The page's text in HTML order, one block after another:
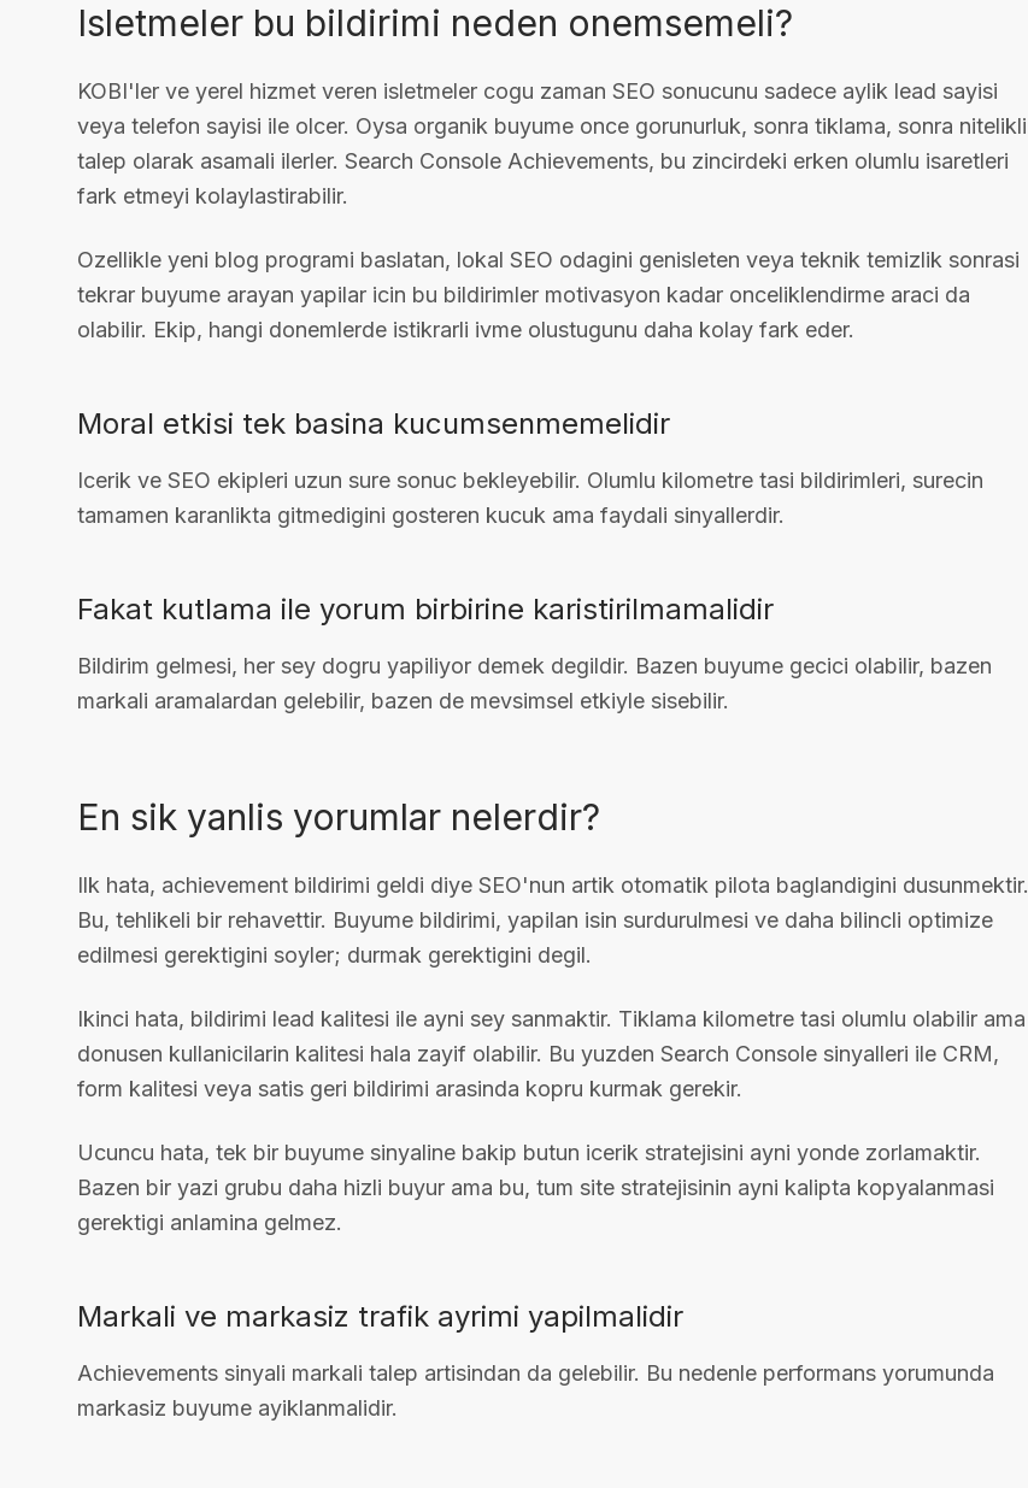
Isletmeler bu bildirimi neden onemsemeli?
KOBI'ler ve yerel hizmet veren isletmeler cogu zaman SEO sonucunu sadece aylik lead sayisi
veya telefon sayisi ile olcer. Oysa organik buyume once gorunurluk, sonra tiklama, sonra nitelikli
talep olarak asamali ilerler. Search Console Achievements, bu zincirdeki erken olumlu isaretleri
fark etmeyi kolaylastirabilir.
Ozellikle yeni blog programi baslatan, lokal SEO odagini genisleten veya teknik temizlik sonrasi
tekrar buyume arayan yapilar icin bu bildirimler motivasyon kadar onceliklendirme araci da
olabilir. Ekip, hangi donemlerde istikrarli ivme olustugunu daha kolay fark eder.
Moral etkisi tek basina kucumsenmemelidir
Icerik ve SEO ekipleri uzun sure sonuc bekleyebilir. Olumlu kilometre tasi bildirimleri, surecin
tamamen karanlikta gitmedigini gosteren kucuk ama faydali sinyallerdir.
Fakat kutlama ile yorum birbirine karistirilmamalidir
Bildirim gelmesi, her sey dogru yapiliyor demek degildir. Bazen buyume gecici olabilir, bazen
markali aramalardan gelebilir, bazen de mevsimsel etkiyle sisebilir.
En sik yanlis yorumlar nelerdir?
Ilk hata, achievement bildirimi geldi diye SEO'nun artik otomatik pilota baglandigini dusunmektir.
Bu, tehlikeli bir rehavettir. Buyume bildirimi, yapilan isin surdurulmesi ve daha bilincli optimize
edilmesi gerektigini soyler; durmak gerektigini degil.
Ikinci hata, bildirimi lead kalitesi ile ayni sey sanmaktir. Tiklama kilometre tasi olumlu olabilir ama
donusen kullanicilarin kalitesi hala zayif olabilir. Bu yuzden Search Console sinyalleri ile CRM,
form kalitesi veya satis geri bildirimi arasinda kopru kurmak gerekir.
Ucuncu hata, tek bir buyume sinyaline bakip butun icerik stratejisini ayni yonde zorlamaktir.
Bazen bir yazi grubu daha hizli buyur ama bu, tum site stratejisinin ayni kalipta kopyalanmasi
gerektigi anlamina gelmez.
Markali ve markasiz trafik ayrimi yapilmalidir
Achievements sinyali markali talep artisindan da gelebilir. Bu nedenle performans yorumunda
markasiz buyume ayiklanmalidir.